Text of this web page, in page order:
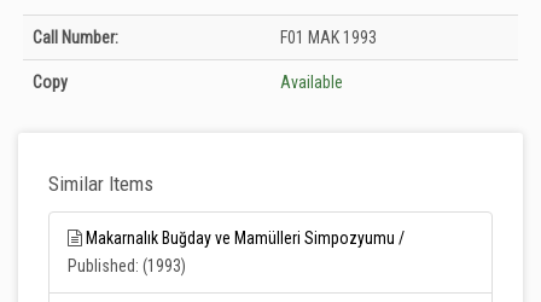
Holdings details from T.C. Tarım ve Orman Bakanlığı Merkez Kütüphanesi:
Unknown
Call Number: F01 MAK 1993
Copy Available
Similar Items
Makarnalık Buğday ve Mamülleri Simpozyumu /
Published: (1993)